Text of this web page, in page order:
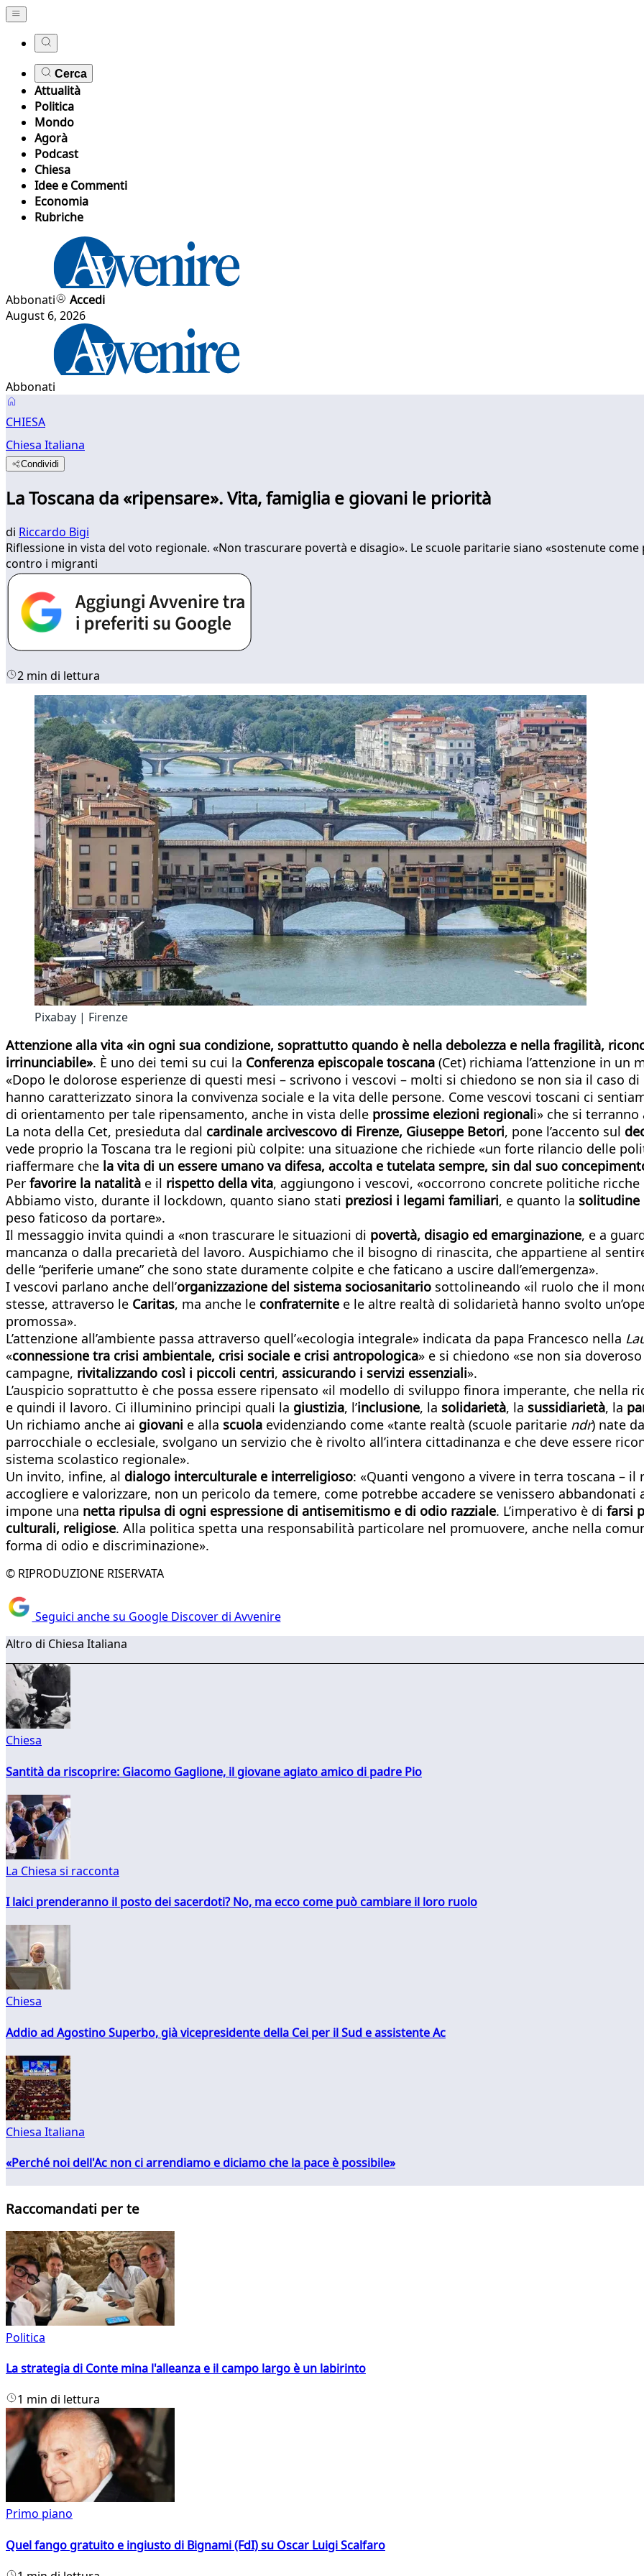
Cerca
Attualità
Politica
Mondo
Agorà
Podcast
Chiesa
Idee e Commenti
Economia
Rubriche
Abbonati
Accedi
August 6, 2026
Abbonati
CHIESA
Chiesa Italiana
Condividi
La Toscana da «ripensare». Vita, famiglia e giovani le priorità
di Riccardo Bigi
Riflessione in vista del voto regionale. «Non trascurare povertà e disagio». Le scuole paritarie siano «sostenute
contro i migranti
2 min di lettura
Pixabay | Firenze
Attenzione alla vita «in ogni sua condizione, soprattutto quando è nella debolezza e nella fragilità,
irrinunciabile». È uno dei temi su cui la Conferenza episcopale toscana (Cet) richiama l’attenzione in un
«Dopo le dolorose esperienze di questi mesi – scrivono i vescovi – molti si chiedono se non sia il caso di
hanno caratterizzato sinora la convivenza sociale e la vita delle persone. Come vescovi toscani ci
di orientamento per tale ripensamento, anche in vista delle prossime elezioni regionali» che si
La nota della Cet, presieduta dal cardinale arcivescovo di Firenze, Giuseppe Betori, pone l’accento sul
vede proprio la Toscana tra le regioni più colpite: una situazione che richiede «un forte rilancio delle
riaffermare che la vita di un essere umano va difesa, accolta e tutelata sempre, sin dal suo
Per favorire la natalità e il rispetto della vita, aggiungono i vescovi, «occorrono concrete politiche
Abbiamo visto, durante il lockdown, quanto siano stati preziosi i legami familiari, e quanto la solitudine
peso faticoso da portare».
Il messaggio invita quindi a «non trascurare le situazioni di povertà, disagio ed emarginazione, e a
mancanza o dalla precarietà del lavoro. Auspichiamo che il bisogno di rinascita, che appartiene al
delle “periferie umane” che sono state duramente colpite e che faticano a uscire dall’emergenza».
I vescovi parlano anche dell’organizzazione del sistema sociosanitario sottolineando «il ruolo che il
stesse, attraverso le Caritas, ma anche le confraternite e le altre realtà di solidarietà hanno svolto
promossa».
L’attenzione all’ambiente passa attraverso quell’«ecologia integrale» indicata da papa Francesco nella
«connessione tra crisi ambientale, crisi sociale e crisi antropologica» e si chiedono «se non sia
campagne, rivitalizzando così i piccoli centri, assicurando i servizi essenziali».
L’auspicio soprattutto è che possa essere ripensato «il modello di sviluppo finora imperante, che
e quindi il lavoro. Ci illuminino principi quali la giustizia, l’inclusione, la solidarietà, la sussidiarietà, la
Un richiamo anche ai giovani e alla scuola evidenziando come «tante realtà (scuole paritarie ndr) nate
parrocchiale o ecclesiale, svolgano un servizio che è rivolto all’intera cittadinanza e che deve essere
sistema scolastico regionale».
Un invito, infine, al dialogo interculturale e interreligioso: «Quanti vengono a vivere in terra toscana – il
accogliere e valorizzare, non un pericolo da temere, come potrebbe accadere se venissero abbandonati
impone una netta ripulsa di ogni espressione di antisemitismo e di odio razziale. L’imperativo è di farsi
culturali, religiose. Alla politica spetta una responsabilità particolare nel promuovere, anche nella
forma di odio e discriminazione».
© RIPRODUZIONE RISERVATA
Seguici anche su Google Discover di Avvenire
Altro di Chiesa Italiana
Chiesa
Santità da riscoprire: Giacomo Gaglione, il giovane agiato amico di padre Pio
La Chiesa si racconta
I laici prenderanno il posto dei sacerdoti? No, ma ecco come può cambiare il loro ruolo
Chiesa
Addio ad Agostino Superbo, già vicepresidente della Cei per il Sud e assistente Ac
Chiesa Italiana
«Perché noi dell'Ac non ci arrendiamo e diciamo che la pace è possibile»
Raccomandati per te
Politica
La strategia di Conte mina l'alleanza e il campo largo è un labirinto
1 min di lettura
Primo piano
Quel fango gratuito e ingiusto di Bignami (FdI) su Oscar Luigi Scalfaro